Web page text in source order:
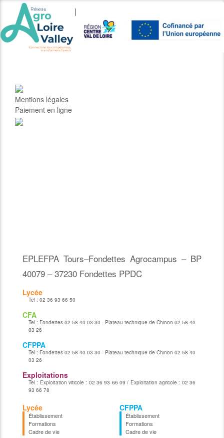
Mentions légales
Paiement en ligne
EPLEFPA Tours–Fondettes Agrocampus – BP
40079 – 37230 Fondettes PPDC
Lycée
Tel : 02 36 93 66 50
CFA
Tel : Fondettes 02 58 40 03 30 - Plateau technique de Chinon 02 58 40
03 26
CFPPA
Tel : Fondettes 02 58 40 03 30 - Plateau technique de Chinon 02 58 40
03 26
Exploitations
Tel : Exploitation viticole : 02 36 93 66 09 / Exploitation agricole : 02 36
93 66 78
Lycée
Établissement
Formations
Cadre de vie
CFPPA
Établissement
Formations
Cadre de vie